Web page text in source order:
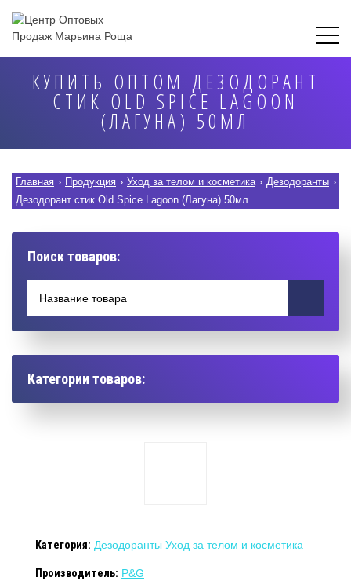
КУПИТЬ ОПТОМ ДЕЗОДОРАНТ
СТИК OLD SPICE LAGOON
(ЛАГУНА) 50МЛ
Главная › Продукция › Уход за телом и косметика › Дезодоранты ›
Дезодорант стик Old Spice Lagoon (Лагуна) 50мл
Поиск товаров:
Категории товаров:
Категория: Дезодоранты Уход за телом и косметика
Производитель: P&G